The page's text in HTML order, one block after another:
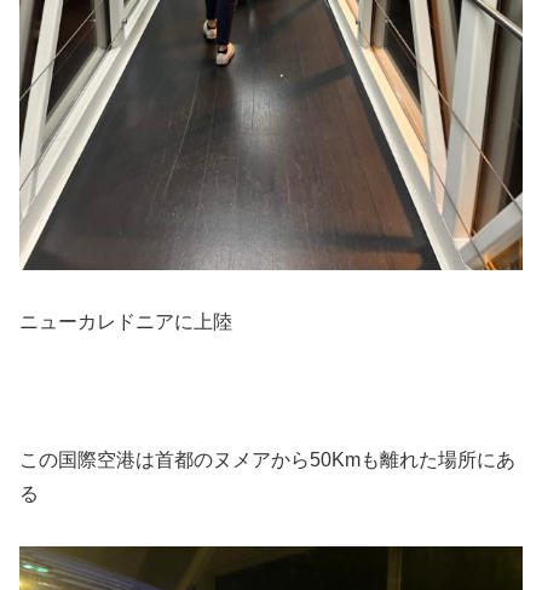
ニューカレドニアに上陸
この国際空港は首都のヌメアから50Kmも離れた場所にあ
る